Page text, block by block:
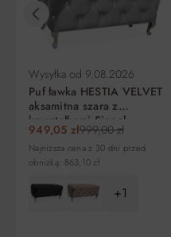
Liczba
5
10
15 32,60 zł
Regulamin
Wysyłka od 9.08.2026
Puf ławka HESTIA VELVET
aksamitna szara z
kryształkami Signal
949,05 zł999,00 zł
Najniższa cena z 30 dni przed
obniżką: 863,10 zł
+1